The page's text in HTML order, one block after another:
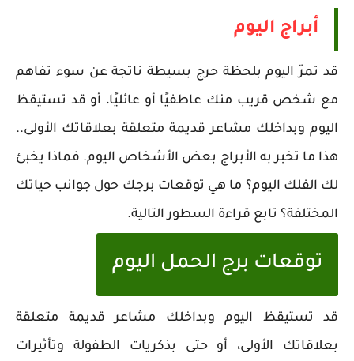
أبراج اليوم
قد تمرّ اليوم بلحظة حرج بسيطة ناتجة عن سوء تفاهم
مع شخص قريب منك عاطفيًا أو عائليًا، أو قد تستيقظ
اليوم وبداخلك مشاعر قديمة متعلقة بعلاقاتك الأولى..
هذا ما تخبر به الأبراج بعض الأشخاص اليوم. فماذا يخبئ
لك الفلك اليوم؟ ما هي توقعات برجك حول جوانب حياتك
المختلفة؟ تابع قراءة السطور التالية.
توقعات برج الحمل اليوم
قد تستيقظ اليوم وبداخلك مشاعر قديمة متعلقة
بعلاقاتك الأولى، أو حتى بذكريات الطفولة وتأثيرات